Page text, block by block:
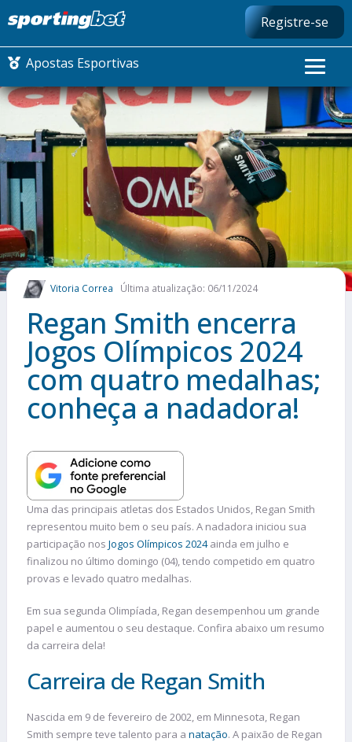
Registre-se
Apostas Esportivas
CONMEBOL LIBERTADORES
FUTEBOL NACIONAL
FUTEBOL INTERNACIONAL
COMO APOSTAR
MAIS ESPORTES
Vitoria Correa Última atualização: 06/11/2024
Regan Smith encerra
Jogos Olímpicos 2024
com quatro medalhas;
conheça a nadadora!
Uma das principais atletas dos Estados Unidos, Regan Smith
representou muito bem o seu país. A nadadora iniciou sua
participação nos Jogos Olímpicos 2024ainda em julho e
finalizou no último domingo (04), tendo competido em quatro
provas e levado quatro medalhas.
Em sua segunda Olimpíada, Regan desempenhou um grande
papel e aumentou o seu destaque. Confira abaixo um resumo
da carreira dela!
Carreira de Regan Smith
Nascida em 9 de fevereiro de 2002, em Minnesota, Regan
Smith sempre teve talento para a natação. A paixão de Regan